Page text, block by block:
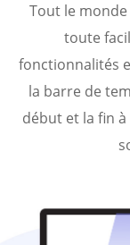
Tout le
toute
fonctionnalités
la barre de
début et la fin